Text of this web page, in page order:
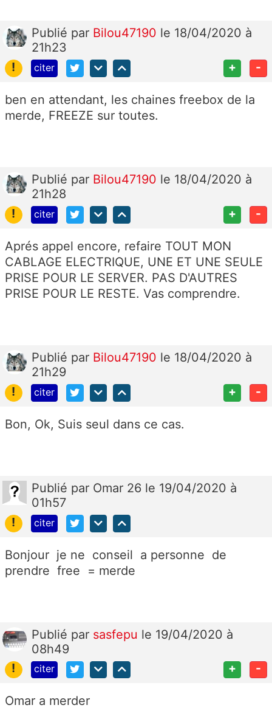
Publié par Bilou47190 le 18/04/2020 à
21h23
!
citer + -
ben en attendant, les chaines freebox de la
merde, FREEZE sur toutes.
Publié par Bilou47190 le 18/04/2020 à
21h28
!
citer + -
Aprés appel encore, refaire TOUT MON
CABLAGE ELECTRIQUE, UNE ET UNE SEULE
PRISE POUR LE SERVER. PAS D'AUTRES
PRISE POUR LE RESTE. Vas comprendre.
Publié par Bilou47190 le 18/04/2020 à
21h29
!
citer + -
Bon, Ok, Suis seul dans ce cas.
Publié par Omar 26 le 19/04/2020 à
01h57
!
citer
Bonjour je ne conseil a personne de
prendre free = merde
Publié par sasfepu le 19/04/2020 à
08h49
!
citer + -
Omar a merder